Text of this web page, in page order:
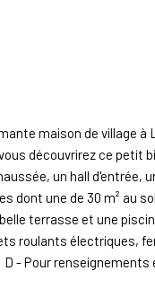
maison de village à
découvrirez ce petit
un hall d'entrée,
dont une de 30 m² au
terrasse et une
roulants électriques,
- Pour